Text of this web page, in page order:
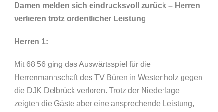
Damen melden sich eindrucksvoll zurück – Herren
verlieren trotz ordentlicher Leistung
Herren 1:
Mit 68:56 ging das Auswärtsspiel für die
Herrenmannschaft des TV Büren in Westenholz gegen
die DJK Delbrück verloren. Trotz der Niederlage
zeigten die Gäste aber eine ansprechende Leistung,